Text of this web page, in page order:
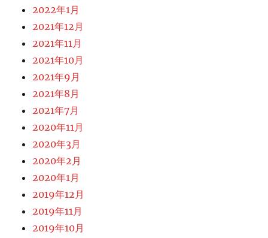
2022年1月
2021年12月
2021年11月
2021年10月
2021年9月
2021年8月
2021年7月
2020年11月
2020年3月
2020年2月
2020年1月
2019年12月
2019年11月
2019年10月